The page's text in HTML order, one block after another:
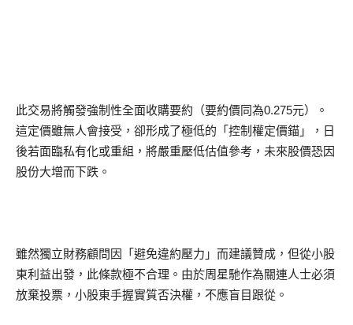
此交易將觸發強制性全面收購要約（要約價同為0.275元）。
這定價雖無人會接受，卻形成了極低的「控制權定價錨」，日
後若面臨私有化或重組，將嚴重壓低估值參考，未來股價恐因
股份大增而下跌。
雖然獨立財務顧問因「避免違約壓力」而建議贊成，但從小股
東利益出發，此條款極不合理。由於周星馳作為關連人士必須
放棄投票，小股東手握實質否決權，不應盲目跟從。